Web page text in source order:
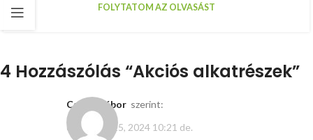
FOLYTATOM AZ OLVASÁST
4 Hozzászólás “Akciós alkatrészek”
Cseke Gábor szerint:
december 15, 2024 10:21 de.